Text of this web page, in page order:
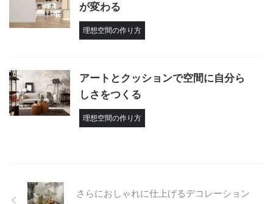
が変わる
理想空間の作り方
アートとクッションで空間に自分ら
しさをつくる
理想空間の作り方
さらにおしゃれに仕上げるデコレーション